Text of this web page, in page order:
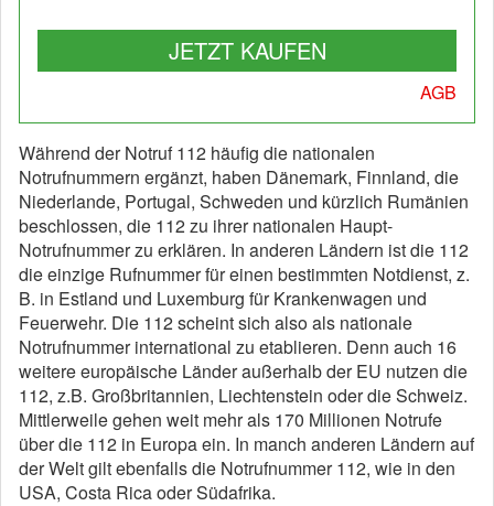
JETZT KAUFEN
AGB
Während der Notruf 112 häufig die nationalen
Notrufnummern ergänzt, haben Dänemark, Finnland, die
Niederlande, Portugal, Schweden und kürzlich Rumänien
beschlossen, die 112 zu ihrer nationalen Haupt-
Notrufnummer zu erklären. In anderen Ländern ist die 112
die einzige Rufnummer für einen bestimmten Notdienst, z.
B. in Estland und Luxemburg für Krankenwagen und
Feuerwehr. Die 112 scheint sich also als nationale
Notrufnummer international zu etablieren. Denn auch 16
weitere europäische Länder außerhalb der EU nutzen die
112, z.B. Großbritannien, Liechtenstein oder die Schweiz.
Mittlerweile gehen weit mehr als 170 Millionen Notrufe
über die 112 in Europa ein. In manch anderen Ländern auf
der Welt gilt ebenfalls die Notrufnummer 112, wie in den
USA, Costa Rica oder Südafrika.